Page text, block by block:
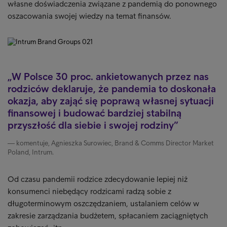
własne doświadczenia związane z pandemią do ponownego
oszacowania swojej wiedzy na temat finansów.
W Polsce 30 proc. ankietowanych przez nas
rodziców deklaruje, że pandemia to doskonała
okazja, aby zająć się poprawą własnej sytuacji
finansowej i budować bardziej stabilną
przyszłość dla siebie i swojej rodziny
komentuje, Agnieszka Surowiec, Brand & Comms Director Market
Poland, Intrum.
Od czasu pandemii rodzice zdecydowanie lepiej niż
konsumenci niebędący rodzicami radzą sobie z
długoterminowym oszczędzaniem, ustalaniem celów w
zakresie zarządzania budżetem, spłacaniem zaciągniętych